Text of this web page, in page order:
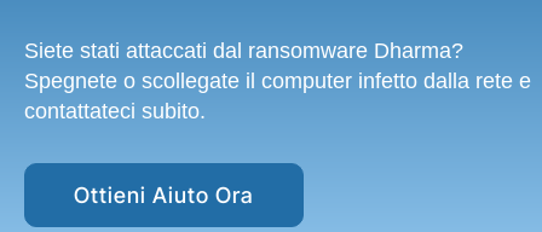
Siete stati attaccati dal ransomware Dharma?
Spegnete o scollegate il computer infetto dalla rete e
contattateci subito.
Ottieni Aiuto Ora